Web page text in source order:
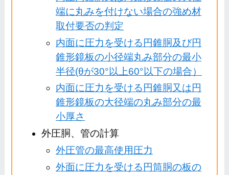
端に丸みを付けない場合の強め材
取付要否の判定
内面に圧力を受ける円錐胴及び円
錐形鏡板の小径端丸み部分の最小
半径(θが30°以上60°以下の場合）
内面に圧力を受ける円錐胴又は円
錐形鏡板の大径端の丸み部分の最
小厚さ
外圧胴、管の計算
外圧管の最高使用圧力
外面に圧力を受ける円筒胴の板の